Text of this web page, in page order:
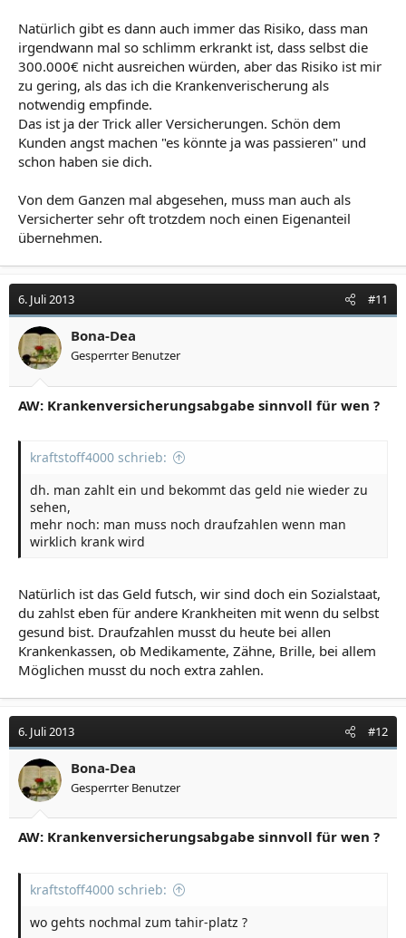
Natürlich gibt es dann auch immer das Risiko, dass man
irgendwann mal so schlimm erkrankt ist, dass selbst die
300.000€ nicht ausreichen würden, aber das Risiko ist mir
zu gering, als das ich die Krankenverischerung als
notwendig empfinde.
Das ist ja der Trick aller Versicherungen. Schön dem
Kunden angst machen "es könnte ja was passieren" und
schon haben sie dich.
Von dem Ganzen mal abgesehen, muss man auch als
Versicherter sehr oft trotzdem noch einen Eigenanteil
übernehmen.
6. Juli 2013 #11
Bona-Dea
Gesperrter Benutzer
AW: Krankenversicherungsabgabe sinnvoll für wen ?
kraftstoff4000 schrieb:
dh. man zahlt ein und bekommt das geld nie wieder zu
sehen,
mehr noch: man muss noch draufzahlen wenn man
wirklich krank wird
Natürlich ist das Geld futsch, wir sind doch ein Sozialstaat,
du zahlst eben für andere Krankheiten mit wenn du selbst
gesund bist. Draufzahlen musst du heute bei allen
Krankenkassen, ob Medikamente, Zähne, Brille, bei allem
Möglichen musst du noch extra zahlen.
6. Juli 2013 #12
Bona-Dea
Gesperrter Benutzer
AW: Krankenversicherungsabgabe sinnvoll für wen ?
kraftstoff4000 schrieb:
wo gehts nochmal zum tahir-platz ?